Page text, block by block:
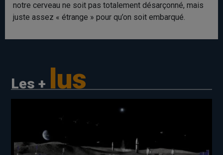
notre cerveau ne soit pas totalement désarçonné, mais
juste assez « étrange » pour qu’on soit embarqué.
Les + lus